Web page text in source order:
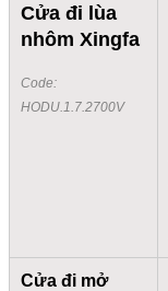
Cửa đi lùa
nhôm Xingfa
Code:
HODU.1.7.2700V
Cửa đi mở